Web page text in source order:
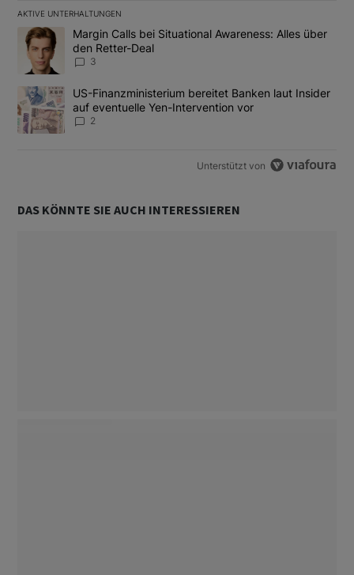
AKTIVE UNTERHALTUNGEN
Das Folgende ist eine Liste der am meisten kommentierten
Ein Trendartikel mit dem Titel "Margin Calls bei Situational
Margin Calls bei Situational Awareness: Alles über
den Retter-Deal
3
Ein Trendartikel mit dem Titel "US-Finanzministerium bereitet
US-Finanzministerium bereitet Banken laut Insider
auf eventuelle Yen-Intervention vor
2
Unterstützt von
DAS KÖNNTE SIE AUCH INTERESSIEREN